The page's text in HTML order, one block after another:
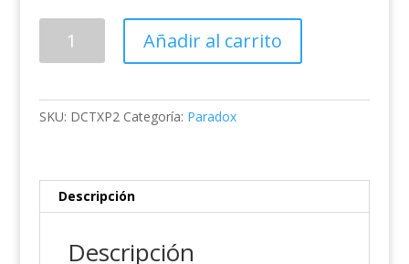
DCTXP2
Añadir al carrito
SKU: DCTXP2 Categoría: Paradox
Descripción
Descripción